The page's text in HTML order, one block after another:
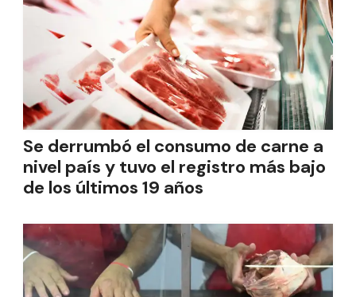
Se derrumbó el consumo de carne a
nivel país y tuvo el registro más bajo
de los últimos 19 años